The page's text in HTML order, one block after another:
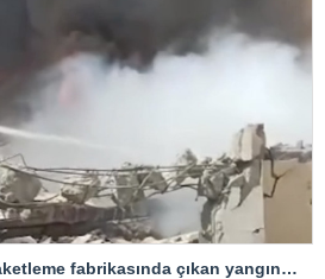
Adana’da narenciye paketleme fabrikasında çıkan yangın kontrol altına alındı